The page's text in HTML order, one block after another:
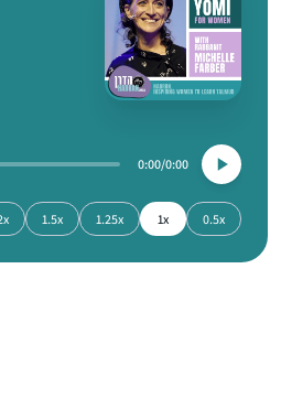
0:00
0:00
0.5x
1x
1.25x
1.5x
2x